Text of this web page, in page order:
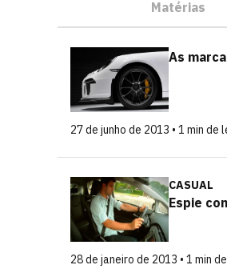
Matérias
As
27 de junho de 2013 • 1 min de
CASUAL
Espie
28 de janeiro de 2013 • 1 min